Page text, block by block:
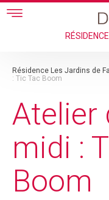
Skip to main content
Résidence Les Jardins de
: Tic Tac Boom
Atelier
midi :
Boom